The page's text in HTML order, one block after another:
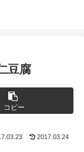
豆腐
コピー
2017.03.24